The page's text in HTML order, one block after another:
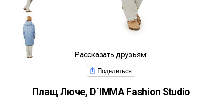
Рассказать друзьям:
Поделиться
Плащ Люче, D`IMMA Fashion Studio